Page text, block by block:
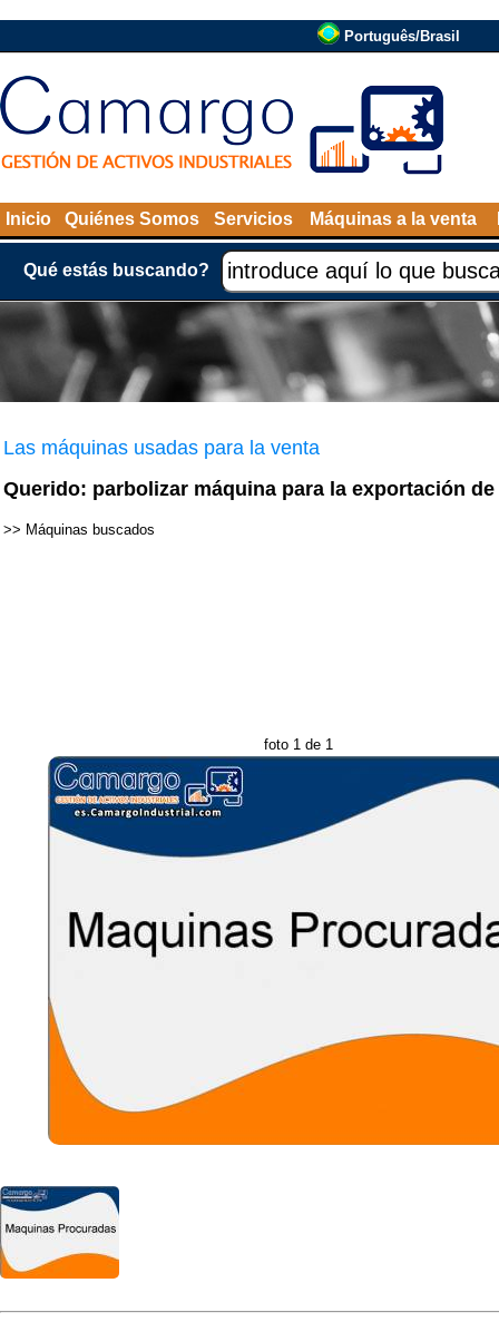
Português/Brasil
Inicio Quiénes Somos Servicios Máquinas a la venta
Qué estás buscando?
Las máquinas usadas para la venta
Querido: parbolizar máquina para la exportación
>> Máquinas buscados
foto 1 de 1